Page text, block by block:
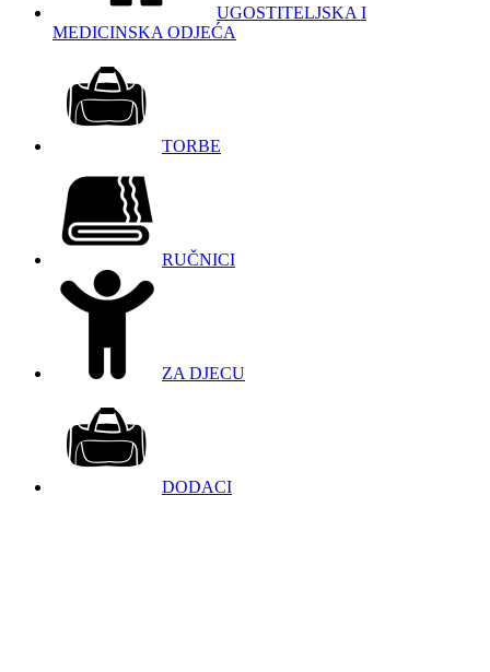
UGOSTITELJSKA I
MEDICINSKA ODJEĆA
TORBE
RUČNICI
ZA DJECU
DODACI